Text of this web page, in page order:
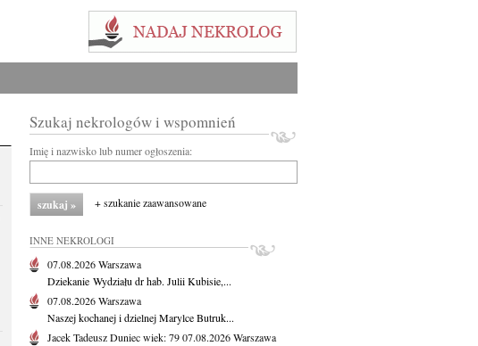
Szukaj nekrologów i wspomnień
Imię i nazwisko lub numer ogłoszenia:
+ szukanie zaawansowane
INNE NEKROLOGI
07.08.2026Warszawa
Dziekanie Wydziału dr hab. Julii Kubisie,...
07.08.2026Warszawa
Naszej kochanej i dzielnej Marylce Butruk...
Jacek Tadeusz Duniecwiek: 7907.08.2026Warszawa